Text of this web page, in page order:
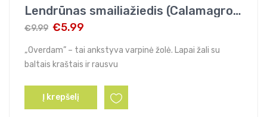
Lendrūnas smailiažiedis (Calamagrostis x acutiflora) „Overdam”
€9.99
price
was:
€5.99
price
is:
„Overdam” – tai ankstyva varpinė žolė. Lapai žali su
baltais kraštais ir rausvu
Į krepšelį